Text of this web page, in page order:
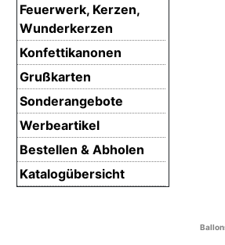
Feuerwerk, Kerzen,
Wunderkerzen
Konfettikanonen
Grußkarten
Sonderangebote
Werbeartikel
Bestellen & Abholen
Katalogübersicht